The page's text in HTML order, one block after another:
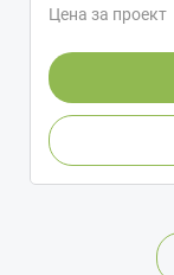
Цена за проект